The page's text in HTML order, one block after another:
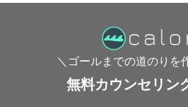
＼ゴールまでの道のりを
無料カウンセリン